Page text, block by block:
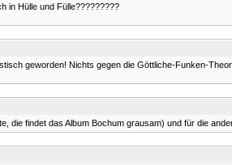
in Hülle und Fülle?????????
geworden! Nichts gegen die Göttliche-Funken-
findet das Album Bochum grausam) und für die